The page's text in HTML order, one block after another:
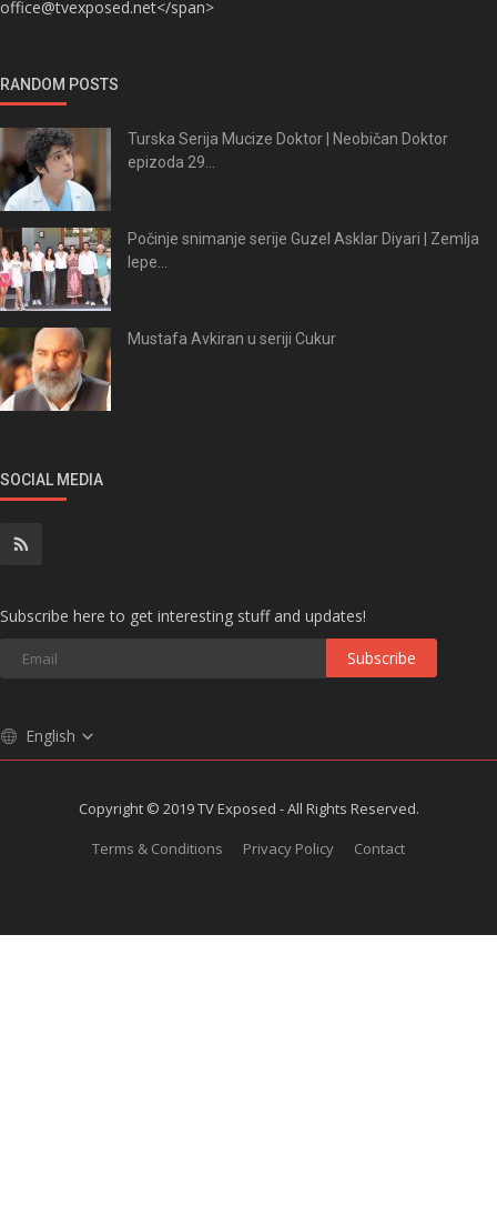
office@tvexposed.net</span>
RANDOM POSTS
Turska Serija Mucize Doktor | Neobičan Doktor
epizoda 29...
Počinje snimanje serije Guzel Asklar Diyari | Zemlja
lepe...
Mustafa Avkiran u seriji Cukur
SOCIAL MEDIA
Subscribe here to get interesting stuff and updates!
Subscribe
English
Copyright © 2019 TV Exposed - All Rights Reserved.
Terms & Conditions
Privacy Policy Contact